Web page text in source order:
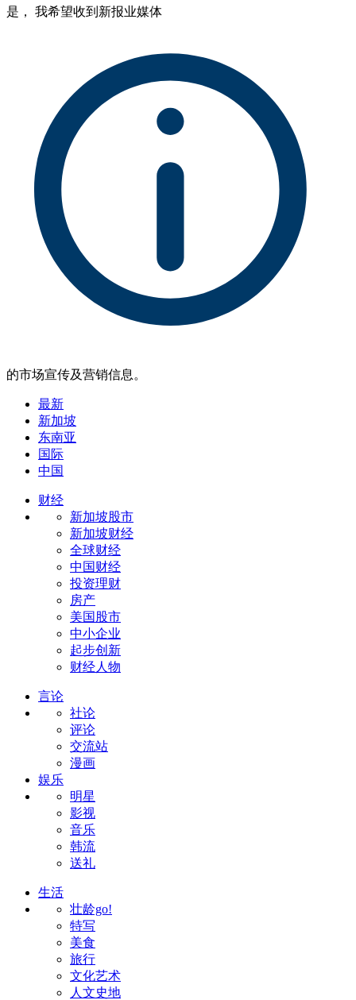
是， 我希望收到新报业媒体
的市场宣传及营销信息。
最新
新加坡
东南亚
国际
中国
财经
新加坡股市
新加坡财经
全球财经
中国财经
投资理财
房产
美国股市
中小企业
起步创新
财经人物
言论
社论
评论
交流站
漫画
娱乐
明星
影视
音乐
韩流
送礼
生活
壮龄go!
特写
美食
旅行
文化艺术
人文史地